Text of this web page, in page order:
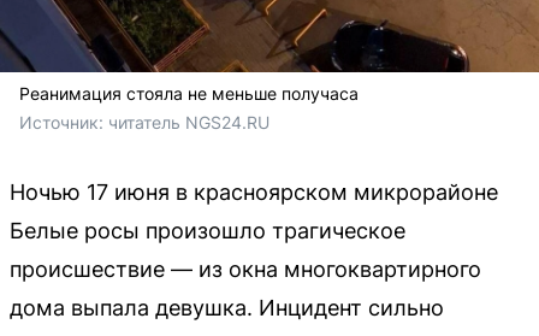
Реанимация стояла не меньше получаса
Источник: читатель NGS24.RU
Ночью 17 июня в красноярском микрорайоне
Белые росы произошло трагическое
происшествие — из окна многоквартирного
дома выпала девушка. Инцидент сильно